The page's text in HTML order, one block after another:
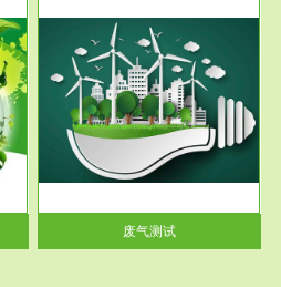
机
要
废气测试